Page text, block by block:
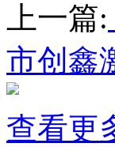
上一篇:
市创鑫
查看更